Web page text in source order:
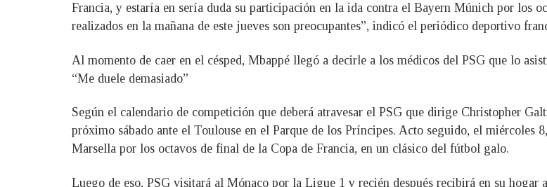
Francia, y estaría en sería duda su participación en la ida contra el Bayern Múnich por los
realizados en la mañana de este jueves son preocupantes”, indicó el periódico deportivo
Al momento de caer en el césped, Mbappé llegó a decirle a los médicos del PSG que lo
“Me duele demasiado”
Según el calendario de competición que deberá atravesar el PSG que dirige Christopher
próximo sábado ante el Toulouse en el Parque de los Príncipes. Acto seguido, el
Marsella por los octavos de final de la Copa de Francia, en un clásico del fútbol galo.
Luego de eso, PSG visitará al Mónaco por la Ligue 1 y recién después recibirá en su